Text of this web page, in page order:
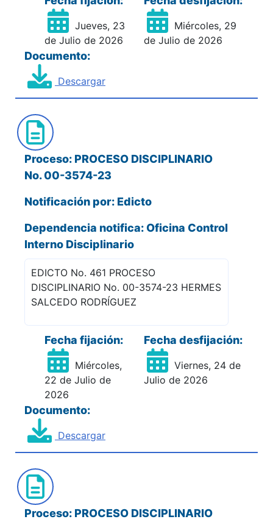
Jueves, 23
de Julio de 2026
Miércoles, 29
de Julio de 2026
Documento:
Descargar
Proceso: PROCESO DISCIPLINARIO
No. 00-3574-23
Notificación por: Edicto
Dependencia notifica: Oficina Control
Interno Disciplinario
EDICTO No. 461 PROCESO
DISCIPLINARIO No. 00-3574-23 HERMES
SALCEDO RODRÍGUEZ
Fecha fijación:
Miércoles,
22 de Julio de
2026
Fecha desfijación:
Viernes, 24 de
Julio de 2026
Documento:
Descargar
Proceso: PROCESO DISCIPLINARIO